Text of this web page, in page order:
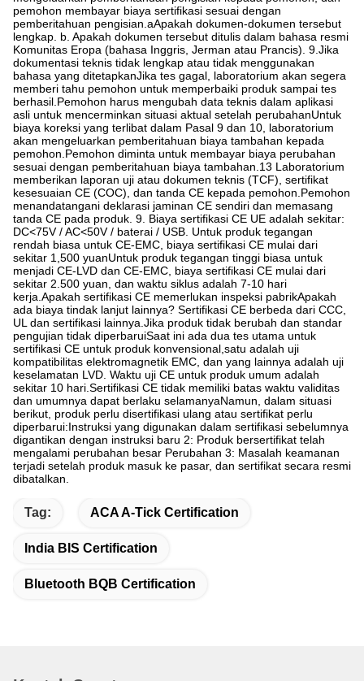
pemohon membayar biaya sertifikasi sesuai dengan
pemberitahuan pengisian.aApakah dokumen-dokumen tersebut
lengkap. b. Apakah dokumen tersebut ditulis dalam bahasa resmi
Komunitas Eropa (bahasa Inggris, Jerman atau Prancis). 9.Jika
dokumentasi teknis tidak lengkap atau tidak menggunakan
bahasa yang ditetapkanJika tes gagal, laboratorium akan segera
memberi tahu pemohon untuk memperbaiki produk sampai tes
berhasil.Pemohon harus mengubah data teknis dalam aplikasi
asli untuk mencerminkan situasi aktual setelah perubahanUntuk
biaya koreksi yang terlibat dalam Pasal 9 dan 10, laboratorium
akan mengeluarkan pemberitahuan biaya tambahan kepada
pemohon.Pemohon diminta untuk membayar biaya perubahan
sesuai dengan pemberitahuan biaya tambahan.13 Laboratorium
memberikan laporan uji atau dokumen teknis (TCF), sertifikat
kesesuaian CE (COC), dan tanda CE kepada pemohon.Pemohon
menandatangani deklarasi jaminan CE sendiri dan memasang
tanda CE pada produk. 9. Biaya sertifikasi CE UE adalah sekitar:
DC<75V / AC<50V / baterai / USB. Untuk produk tegangan
rendah biasa untuk CE-EMC, biaya sertifikasi CE mulai dari
sekitar 1,500 yuanUntuk produk tegangan tinggi biasa untuk
menjadi CE-LVD dan CE-EMC, biaya sertifikasi CE mulai dari
sekitar 2.500 yuan, dan waktu siklus adalah 7-10 hari
kerja.Apakah sertifikasi CE memerlukan inspeksi pabrikApakah
ada biaya tindak lanjut lainnya? Sertifikasi CE berbeda dari CCC,
UL dan sertifikasi lainnya.Jika produk tidak berubah dan standar
pengujian tidak diperbaruiSaat ini ada dua tes utama untuk
sertifikasi CE untuk produk konvensional,satu adalah uji
kompatibilitas elektromagnetik EMC, dan yang lainnya adalah uji
keselamatan LVD. Waktu uji CE untuk produk umum adalah
sekitar 10 hari.Sertifikasi CE tidak memiliki batas waktu validitas
dan umumnya dapat berlaku selamanyaNamun, dalam situasi
berikut, produk perlu disertifikasi ulang atau sertifikat perlu
diperbarui:Instruksi yang digunakan dalam sertifikasi sebelumnya
digantikan dengan instruksi baru 2: Produk bersertifikat telah
mengalami perubahan besar Perubahan 3: Masalah keamanan
terjadi setelah produk masuk ke pasar, dan sertifikat secara resmi
dibatalkan.
Tag: ACA A-Tick Certification
India BIS Certification
Bluetooth BQB Certification